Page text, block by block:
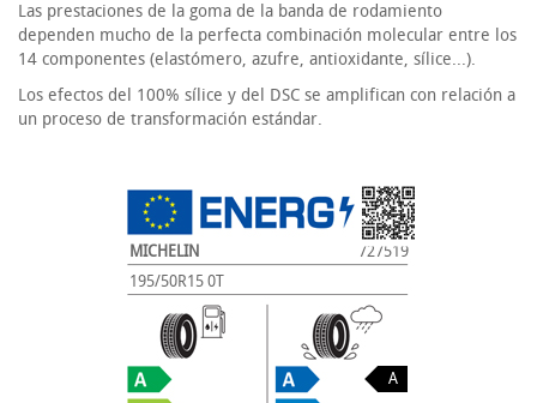
Las prestaciones de la goma de la banda de rodamiento
dependen mucho de la perfecta combinación molecular entre los
14 componentes (elastómero, azufre, antioxidante, sílice...).
Los efectos del 100% sílice y del DSC se amplifican con relación a
un proceso de transformación estándar.
MICHELIN
727519
195/50R15 0T
A